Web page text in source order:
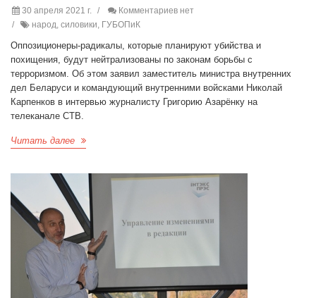
30 апреля 2021 г.
Комментариев нет
народ, силовики, ГУБОПиК
Оппозиционеры-радикалы, которые планируют убийства и
похищения, будут нейтрализованы по законам борьбы с
терроризмом. Об этом заявил заместитель министра внутренних
дел Беларуси и командующий внутренними войсками Николай
Карпенков в интервью журналисту Григорию Азарёнку на
телеканале СТВ.
Читать далее